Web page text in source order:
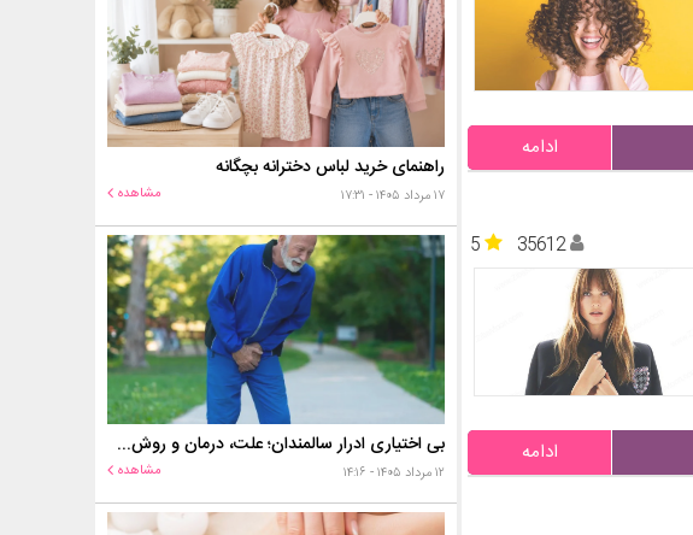
ادامه
5
35612
ادامه
راهنمای خرید لباس دخترانه بچگانه
۱۷ مرداد ۱۴۰۵ - ۱۷:۳۱ مشاهده
بی اختیاری ادرار سالمندان؛ علت، درمان و روش‌های کنترل در منزل
۱۲ مرداد ۱۴۰۵ - ۱۴:۱۶ مشاهده